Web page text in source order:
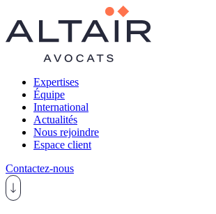
Expertises
Équipe
International
Actualités
Nous rejoindre
Espace client
Contactez-nous